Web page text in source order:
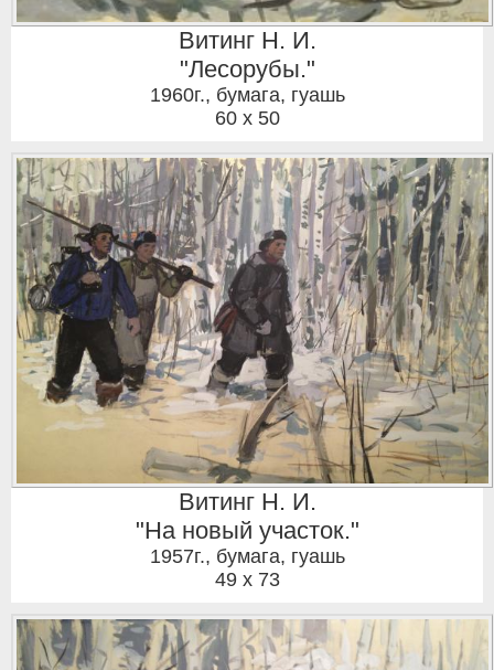
Витинг Н. И.
"Лесорубы."
1960г., бумага, гуашь
60 x 50
Витинг Н. И.
"На новый участок."
1957г., бумага, гуашь
49 x 73